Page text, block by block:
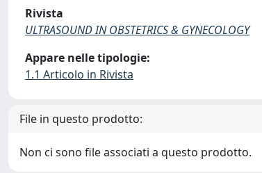
Rivista
ULTRASOUND IN OBSTETRICS & GYNECOLOGY
Appare nelle tipologie:
1.1 Articolo in Rivista
File in questo prodotto:
Non ci sono file associati a questo prodotto.